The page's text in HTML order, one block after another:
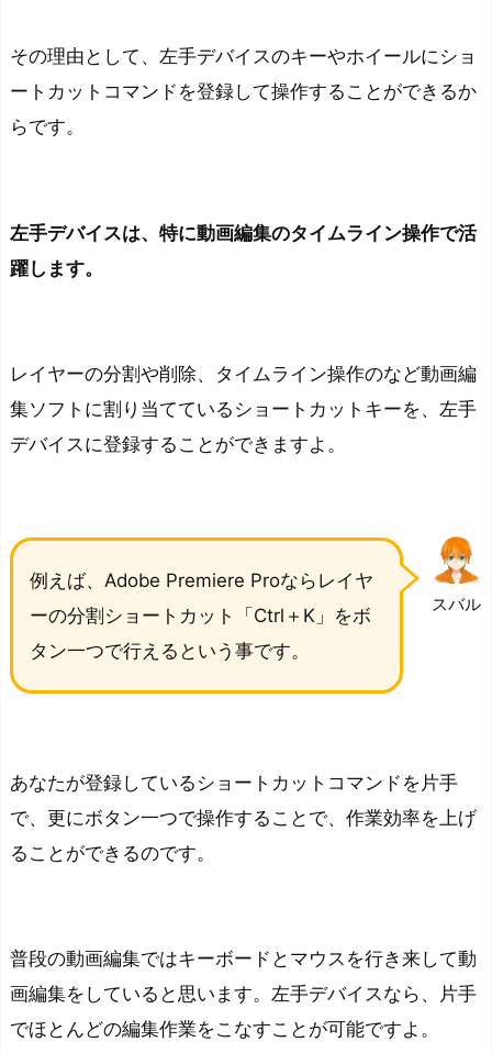
その理由として、左手デバイスのキーやホイールにショ
ートカットコマンドを登録して操作することができるか
らです。
左手デバイスは、 特に動画編集のタイムライン操作で活
躍します。
レイヤーの分割や削除、タイムライン操作のなど動画編
集ソフトに割り当てているショートカットキーを、左手
デバイスに登録することができますよ。
スバル
例えば、Adobe Premiere Proならレイヤ
ーの分割ショートカット「Ctrl＋K」をボ
タン一つで行えるという事です。
あなたが登録しているショートカットコマンドを片手
で、更にボタン一つで操作することで、作業効率を上げ
ることができるのです。
普段の動画編集ではキーボードとマウスを行き来して動
画編集をしていると思います。左手デバイスなら、片手
でほとんどの編集作業をこなすことが可能ですよ。